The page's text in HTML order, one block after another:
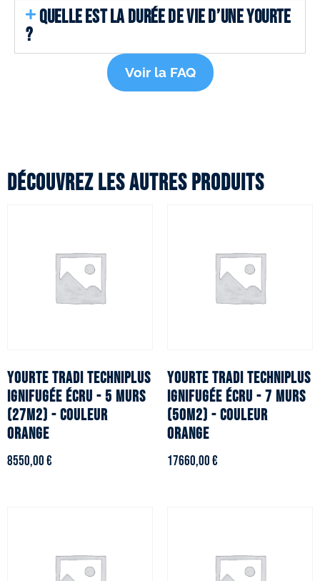
QUELLE EST LA DURÉE DE VIE D’UNE YOURTE
?
Voir la FAQ
Découvrez les autres produits
YOURTE TRADI TECHNIPLUS
ignifugée écru - 5 murs
(27m2) - Couleur
orange
8550,00€
YOURTE TRADI TECHNIPLUS
ignifugée écru - 7 murs
(50m2) - Couleur
orange
17660,00€